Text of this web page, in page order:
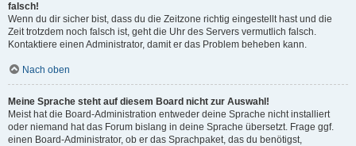
falsch!
Wenn du dir sicher bist, dass du die Zeitzone richtig eingestellt hast und die
Zeit trotzdem noch falsch ist, geht die Uhr des Servers vermutlich falsch.
Kontaktiere einen Administrator, damit er das Problem beheben kann.
Nach oben
Meine Sprache steht auf diesem Board nicht zur Auswahl!
Meist hat die Board-Administration entweder deine Sprache nicht installiert
oder niemand hat das Forum bislang in deine Sprache übersetzt. Frage ggf.
einen Board-Administrator, ob er das Sprachpaket, das du benötigst,